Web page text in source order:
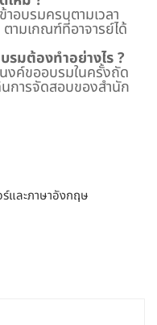
อบรมครบตามเวลา
ามเกณฑ์ที่อาจารย์ได้
รมต้องทำอย่างไร ?
งค์ขออบรมในครั้งถัด
การจัดสอบของสำนัก
และภาษาอังกฤษ